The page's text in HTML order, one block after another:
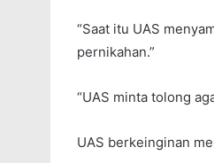
“Saat itu UAS
pernikahan.”
“UAS minta tolong
UAS berkeinginan